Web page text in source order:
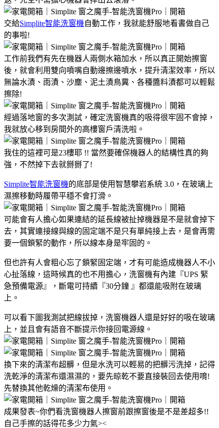
交給Simplite智能洗窗機自動工作，我就能舒服地看書做自己
的事啦!
工作前我們有先在機器人兩側水箱加水，所以真正開始擦窗
後，就會利用雙向噴嘴自動邊擦邊噴水，提升清潔效率，所以
無論水漬、雨漬、沙塵、泥土漬鳥糞、各種醬料漬都可以輕鬆
擦除!
經過落地窗的多次測試，確定洗窗機真的吸得很牢固不會掉，
我就放心移到房間外的高樓窗戶清洗啦。
我住的這裡可是23樓耶 !! 當然要確保機器人的結構性真的夠
強，不然掉下去就掰掰了!
Simplite智能洗窗機的底部是使用智慧攀岩系統 3.0，在玻璃上
濕擦移動時履帶平穩不會打滑。
可能會有人擔心如果連結的延長線被扯掉機器是不是就會掉下
去，其實連接線與線的固定端不是只有單純接上去，是會再需
要一個鎖緊的動作，所以線本身是牢固的。
但也許有人會粗心忘了鎖緊固定端，才有可能造成機器人不小
心扯落線，這時候真的也不用擔心，洗窗機有內建『UPS 緊
急預備電源』，斷電可持續『30分鐘 』都還能吸附在玻璃
上。
可以看下圖我測試把線拔掉，洗窗機器人還是好好的吸在玻璃
上，並且會有語音不斷提示你接回電源線。
換下來的清潔布超髒，但是水洗可以輕易的把髒污洗掉，記得
洗乾淨的清潔布還濕濕的，要先晾乾不要直接裝回去使用唷!
先替換其他乾燥的清潔布使用。
成果發表~你們看洗窗機器人擦窗前跟擦窗後是不是差超多!!
自己手擦的話得花多少力氣><